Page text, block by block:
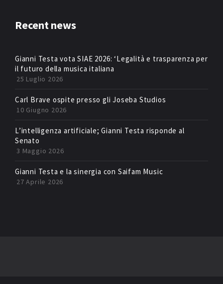
Recent news
Gianni Testa vota SIAE 2026: ‘Legalità e trasparenza per
il futuro della musica italiana
25 Luglio 2026
Carl Brave ospite presso gli Joseba Studios
10 Giugno 2026
L’intelligenza artificiale; Gianni Testa risponde al
Senato
3 Maggio 2026
Gianni Testa e la sinergia con Saifam Music
27 Aprile 2026